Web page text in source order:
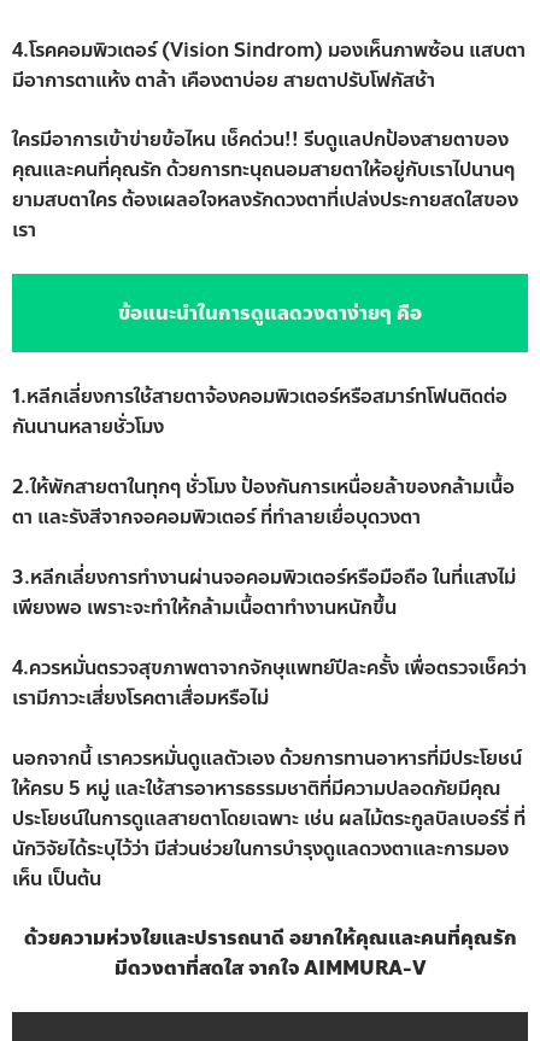
4.โรคคอมพิวเตอร์ (Vision Sindrom) มองเห็นภาพซ้อน แสบตา
มีอาการตาแห้ง ตาล้า เคืองตาบ่อย สายตาปรับโฟกัสช้า
ใครมีอาการเข้าข่ายข้อไหน เช็คด่วน!! รีบดูแลปกป้องสายตาของ
คุณและคนที่คุณรัก ด้วยการทะนุถนอมสายตาให้อยู่กับเราไปนานๆ
ยามสบตาใคร ต้องเผลอใจหลงรักดวงตาที่เปล่งประกายสดใสของ
เรา
ข้อแนะนำในการดูแลดวงตาง่ายๆ คือ
1.หลีกเลี่ยงการใช้สายตาจ้องคอมพิวเตอร์หรือสมาร์ทโฟนติดต่อ
กันนานหลายชั่วโมง
2.ให้พักสายตาในทุกๆ ชั่วโมง ป้องกันการเหนื่อยล้าของกล้ามเนื้อ
ตา และรังสีจากจอคอมพิวเตอร์ ที่ทำลายเยื่อบุดวงตา
3.หลีกเลี่ยงการทำงานผ่านจอคอมพิวเตอร์หรือมือถือ ในที่แสงไม่
เพียงพอ เพราะจะทำให้กล้ามเนื้อตาทำงานหนักขึ้น
4.ควรหมั่นตรวจสุขภาพตาจากจักษุแพทย์ปีละครั้ง เพื่อตรวจเช็คว่า
เรามีภาวะเสี่ยงโรคตาเสื่อมหรือไม่
นอกจากนี้ เราควรหมั่นดูแลตัวเอง ด้วยการทานอาหารที่มีประโยชน์
ให้ครบ 5 หมู่ และใช้สารอาหารธรรมชาติที่มีความปลอดภัยมีคุณ
ประโยชน์ในการดูแลสายตาโดยเฉพาะ เช่น ผลไม้ตระกูลบิลเบอร์รี่ ที่
นักวิจัยได้ระบุไว้ว่า มีส่วนช่วยในการบำรุงดูแลดวงตาและการมอง
เห็น เป็นต้น
ด้วยความห่วงใยและปรารถนาดี อยากให้คุณและคนที่คุณรัก
มีดวงตาที่สดใส จากใจ AIMMURA-V